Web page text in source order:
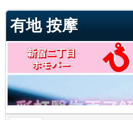
有地 按摩